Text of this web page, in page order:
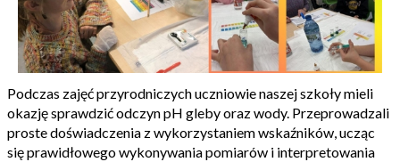
Podczas zajęć przyrodniczych uczniowie naszej szkoły mieli
okazję sprawdzić odczyn pH gleby oraz wody. Przeprowadzali
proste doświadczenia z wykorzystaniem wskaźników, ucząc
się prawidłowego wykonywania pomiarów i interpretowania